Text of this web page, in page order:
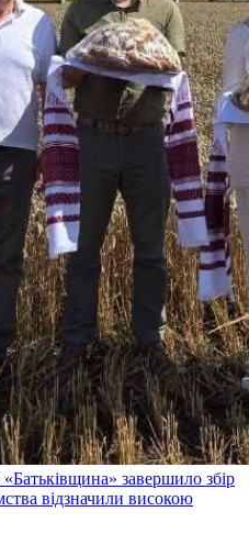
завершило збір
відзначили високою